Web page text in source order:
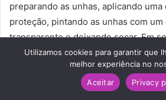
preparando as unhas, aplicando uma
proteção, pintando as unhas com
transparente e deixando secar. Em
branca da unha em um arco suave
para francesinha, podendo usar
Reforce a ponta, se necessário, com
Utilizamos cookies para garantir que
melhor experiência no
Aceitar
Privacy